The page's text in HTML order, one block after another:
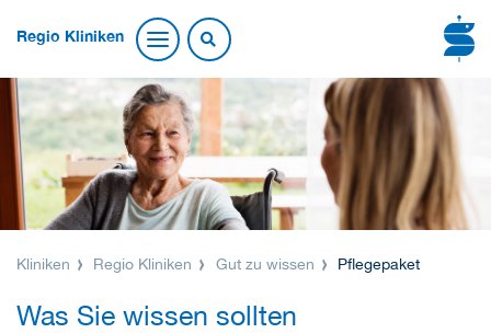
Regio Kliniken
Kliniken Regio Kliniken Gut zu wissen Pflegepaket
Was Sie wissen sollten